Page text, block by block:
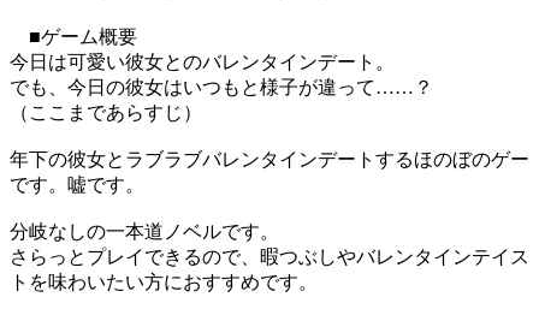
■ゲーム概要
今日は可愛い彼女とのバレンタインデート。
でも、今日の彼女はいつもと様子が違って……？
（ここまであらすじ）
年下の彼女とラブラブバレンタインデートするほのぼのゲー
です。嘘です。
分岐なしの一本道ノベルです。
さらっとプレイできるので、暇つぶしやバレンタインテイス
トを味わいたい方におすすめです。